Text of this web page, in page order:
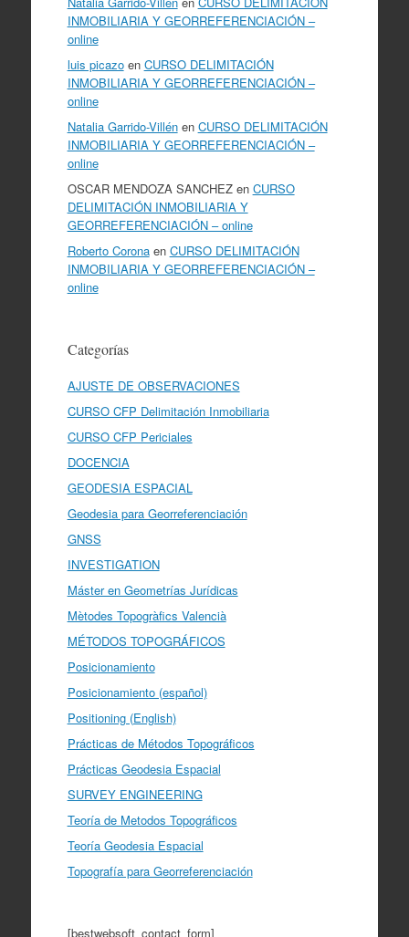
INMOBILIARIA Y GEORREFERENCIACIÓN –
online
luis picazoen CURSO DELIMITACIÓN
INMOBILIARIA Y GEORREFERENCIACIÓN –
online
Natalia Garrido-Villénen CURSO DELIMITACIÓN
INMOBILIARIA Y GEORREFERENCIACIÓN –
online
OSCAR MENDOZA SANCHEZen CURSO
DELIMITACIÓN INMOBILIARIA Y
GEORREFERENCIACIÓN – online
Roberto Coronaen CURSO DELIMITACIÓN
INMOBILIARIA Y GEORREFERENCIACIÓN –
online
Categorías
AJUSTE DE OBSERVACIONES
CURSO CFP Delimitación Inmobiliaria
CURSO CFP Periciales
DOCENCIA
GEODESIA ESPACIAL
Geodesia para Georreferenciación
GNSS
INVESTIGATION
Máster en Geometrías Jurídicas
Mètodes Topogràfics Valencià
MÉTODOS TOPOGRÁFICOS
Posicionamiento
Posicionamiento (español)
Positioning (English)
Prácticas de Métodos Topográficos
Prácticas Geodesia Espacial
SURVEY ENGINEERING
Teoría de Metodos Topográficos
Teoría Geodesia Espacial
Topografía para Georreferenciación
[bestwebsoft_contact_form]